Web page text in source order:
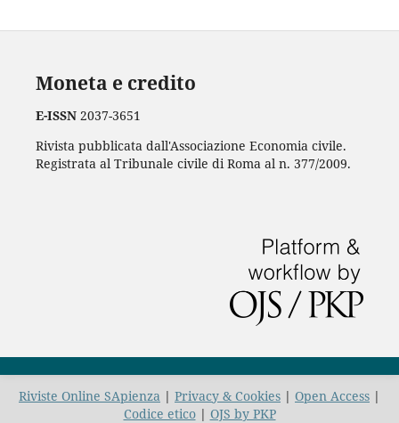
Moneta e credito
E-ISSN2037-3651
Rivista pubblicata dall'Associazione Economia civile.
Registrata al Tribunale civile di Roma al n. 377/2009.
Riviste Online SApienza | Privacy & Cookies | Open Access |
Codice etico| OJS by PKP